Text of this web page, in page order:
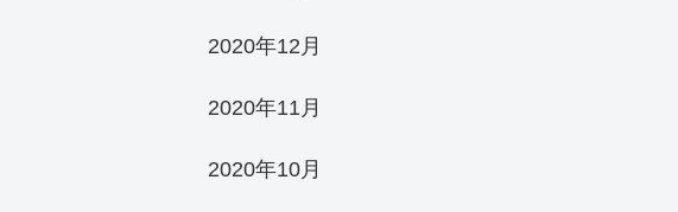
2020年12月
2020年11月
2020年10月